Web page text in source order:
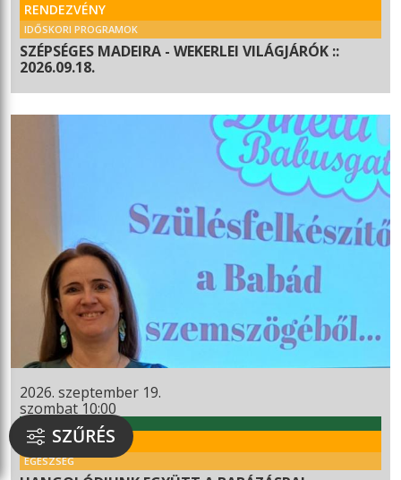
RENDEZVÉNY
IDŐSKORI PROGRAMOK
SZÉPSÉGES MADEIRA - WEKERLEI VILÁGJÁRÓK ::
2026.09.18.
2026. szeptember 19.
szombat 10:00
WEKERLEI KULTÚRHÁZ
RENDEZVÉNY
EGÉSZSÉG
SZŰRÉS